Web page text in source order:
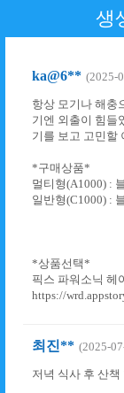
생
ka@6** (2025-
항상 모기나 해충
기엔 외출이 힘들
기를 보고 고민할
*구매상품*
멀티형(A1000) :
일반형(C1000) :
*상품선택*
픽스 파워소닉 헤
https://
최진** (2025-
저녁 식사 후 산